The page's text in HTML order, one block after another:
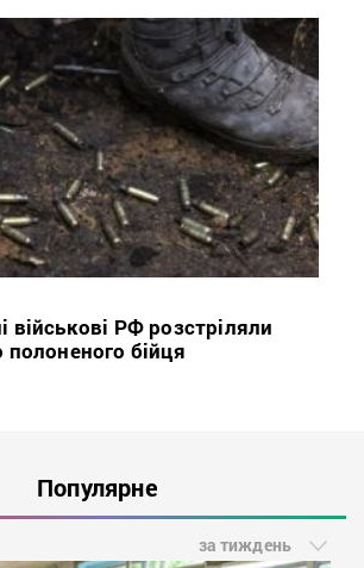
військові РФ розстріляли
полоненого бійця
Популярне
за тиждень